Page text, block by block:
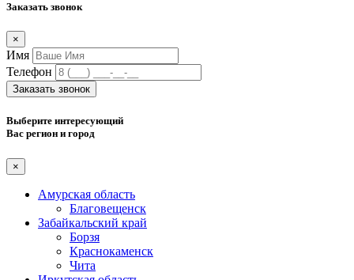
Заказать звонок
×
Имя
Телефон
Заказать звонок
Выберите интересующий
Вас регион и город
×
Амурская область
Благовещенск
Забайкальский край
Борзя
Краснокаменск
Чита